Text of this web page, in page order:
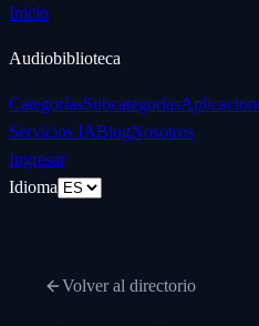
Inicio
Audiobiblioteca
CategoríasSubcategorías
Servicios IABlogNosotros
Ingresar
Idioma
Volver al directorio